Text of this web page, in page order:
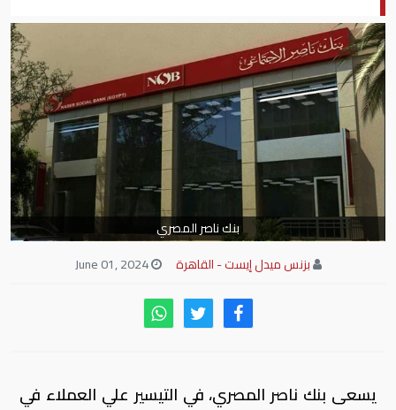
بنك ناصر المصري
بزنس ميدل إيست - القاهرة
June 01, 2024
يسعى بنك ناصر المصري، في التيسير علي العملاء في